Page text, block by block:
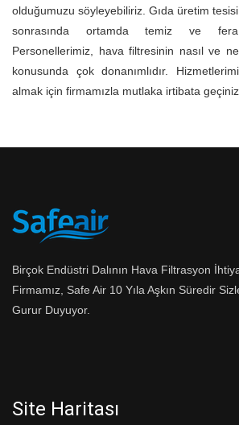
olduğumuzu söyleyebiliriz. Gıda üretim
sonrasında ortamda temiz ve
Personellerimiz, hava filtresinin nasıl ve
konusunda çok donanımlıdır.
almak için firmamızla mutlaka irtibata geçiniz.
Birçok Endüstri Dalının Hava Filtrasyon
Firmamız, Safe Air 10 Yıla Aşkın Süredir
Gurur Duyuyor.
Site Haritası